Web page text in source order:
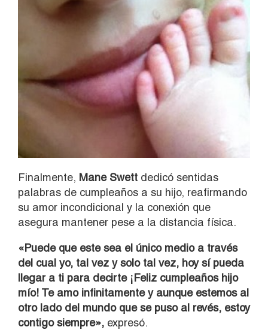
Finalmente, Mane Swett dedicó sentidas
palabras de cumpleaños a su hijo, reafirmando
su amor incondicional y la conexión que
asegura mantener pese a la distancia física.
«Puede que este sea el único medio a través
del cual yo, tal vez y solo tal vez, hoy sí pueda
llegar a ti para decirte ¡Feliz cumpleaños hijo
mío! Te amo infinitamente y aunque estemos al
otro lado del mundo que se puso al revés, estoy
contigo siempre», expresó.